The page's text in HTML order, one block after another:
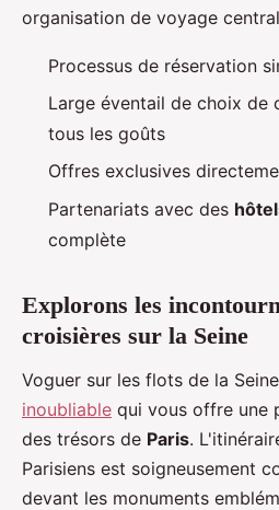
organisation de voyage
Processus de réservation
Large éventail de choix de
tous les goûts
Offres exclusives
Partenariats avec des
complète
Explorons les
croisières sur la Seine
Voguer sur les flots de la
inoubliable qui vous offre une
des trésors de Paris.
Parisiens est soigneusement
devant les monuments